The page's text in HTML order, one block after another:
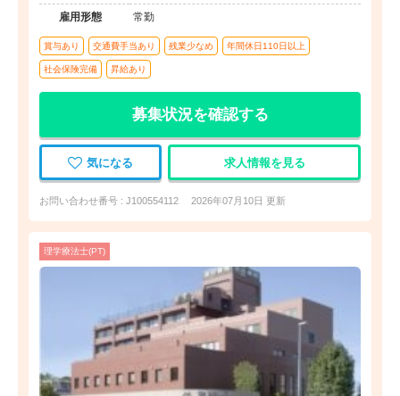
雇用形態
常勤
賞与あり 交通費手当あり 残業少なめ 年間休日110日以上
社会保険完備 昇給あり
募集状況を確認する
気になる 求人情報を見る
お問い合わせ番号 : J100554112 2026年07月10日 更新
理学療法士(PT)